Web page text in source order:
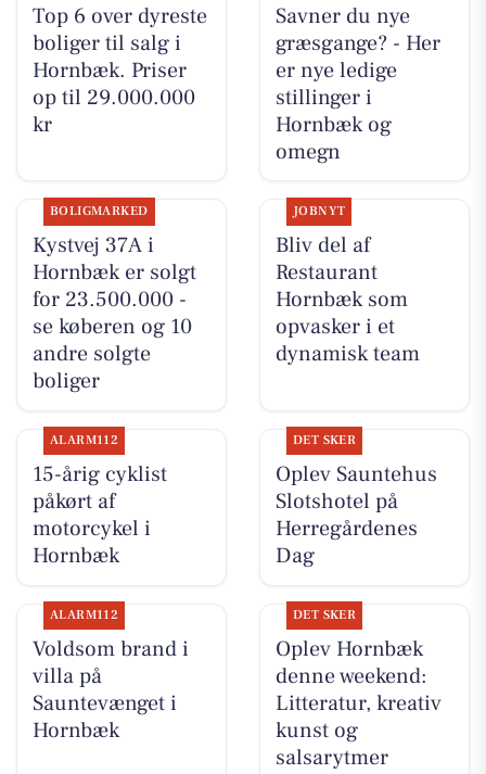
Top 6 over dyreste
boliger til salg i
Hornbæk. Priser
op til 29.000.000
kr
Savner du nye
græsgange? - Her
er nye ledige
stillinger i
Hornbæk og
omegn
BOLIGMARKED
Kystvej 37A i
Hornbæk er solgt
for 23.500.000 -
se køberen og 10
andre solgte
boliger
JOBNYT
Bliv del af
Restaurant
Hornbæk som
opvasker i et
dynamisk team
ALARM112
15-årig cyklist
påkørt af
motorcykel i
Hornbæk
DET SKER
Oplev Sauntehus
Slotshotel på
Herregårdenes
Dag
ALARM112
Voldsom brand i
villa på
Sauntevænget i
Hornbæk
DET SKER
Oplev Hornbæk
denne weekend:
Litteratur, kreativ
kunst og
salsarytmer